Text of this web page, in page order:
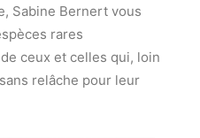
Sabine Bernert vous
rares
ceux et celles qui, loin
relâche pour leur